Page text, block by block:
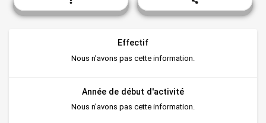
Effectif
Nous n’avons pas cette information.
Année de début d'activité
Nous n’avons pas cette information.